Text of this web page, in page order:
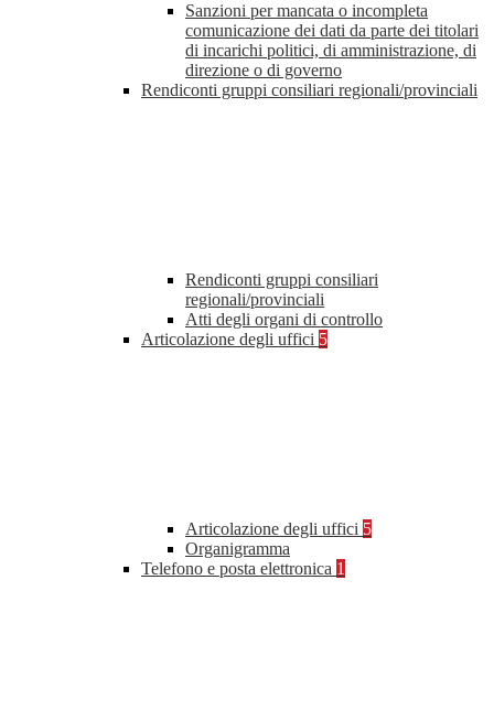
Sanzioni per mancata o incompleta
comunicazione dei dati da parte dei titolari
di incarichi politici, di amministrazione, di
direzione o di governo
Rendiconti gruppi consiliari regionali/provinciali
Rendiconti gruppi consiliari
regionali/provinciali
Atti degli organi di controllo
Articolazione degli uffici 5
Articolazione degli uffici 5
Organigramma
Telefono e posta elettronica 1